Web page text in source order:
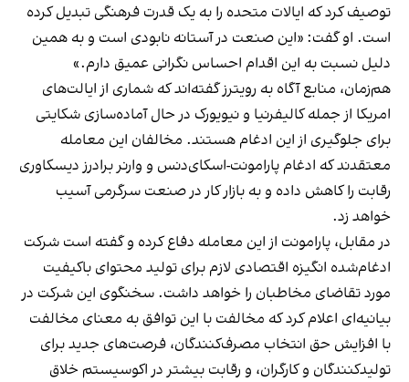
توصیف کرد که ایالات متحده را به یک قدرت فرهنگی تبدیل کرده
است. او گفت: «این صنعت در آستانه نابودی است و به همین
دلیل نسبت به این اقدام احساس نگرانی عمیق دارم.»
هم‌زمان، منابع آگاه به رویترز گفته‌اند که شماری از ایالت‌های
امریکا از جمله کالیفرنیا و نیویورک در حال آماده‌سازی شکایتی
برای جلوگیری از این ادغام هستند. مخالفان این معامله
معتقدند که ادغام پارامونت-اسکای‌دنس و وارنر برادرز دیسکاوری
رقابت را کاهش داده و به بازار کار در صنعت سرگرمی آسیب
خواهد زد.
در مقابل، پارامونت از این معامله دفاع کرده و گفته است شرکت
ادغام‌شده انگیزه اقتصادی لازم برای تولید محتوای باکیفیت
مورد تقاضای مخاطبان را خواهد داشت. سخنگوی این شرکت در
بیانیه‌ای اعلام کرد که مخالفت با این توافق به معنای مخالفت
با افزایش حق انتخاب مصرف‌کنندگان، فرصت‌های جدید برای
تولیدکنندگان و کارگران، و رقابت بیشتر در اکوسیستم خلاق